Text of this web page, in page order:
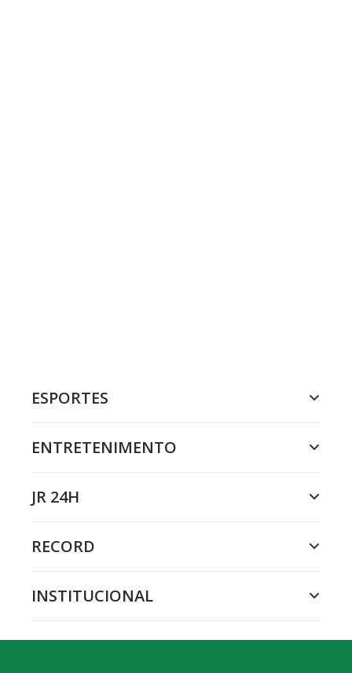
ESPORTES
ENTRETENIMENTO
JR 24H
RECORD
INSTITUCIONAL